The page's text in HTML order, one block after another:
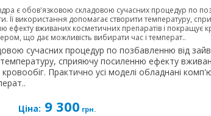
є обов'язковою складовою сучасних процедур по
Її використання допомагає створити температуру,
ефекту вживаних косметичних препаратів і покращує
що дає можливість вибирати час і температ..
сучасних процедур по позбавленню від
сприяючу посиленню ефекту
Практично усі моделі обладнані
Ціна: 9 300 грн.